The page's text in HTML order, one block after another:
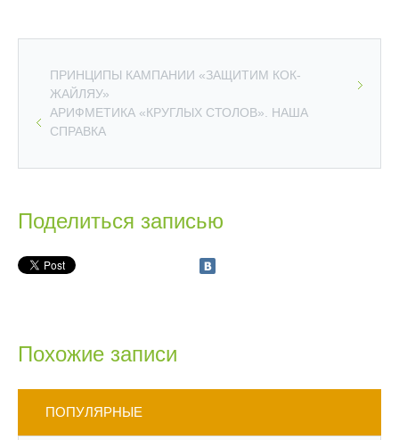
ПРИНЦИПЫ КАМПАНИИ «ЗАЩИТИМ КОК-
ЖАЙЛЯУ»
АРИФМЕТИКА «КРУГЛЫХ СТОЛОВ». НАША
СПРАВКА
Поделиться записью
Похожие записи
ПОПУЛЯРНЫЕ